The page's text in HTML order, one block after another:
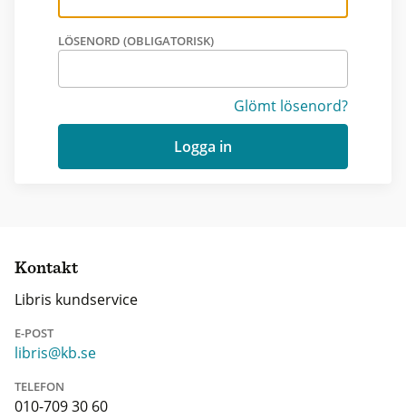
LÖSENORD (OBLIGATORISK)
Glömt lösenord?
Logga in
Kontakt
Libris kundservice
E-POST
libris@kb.se
TELEFON
010-709 30 60